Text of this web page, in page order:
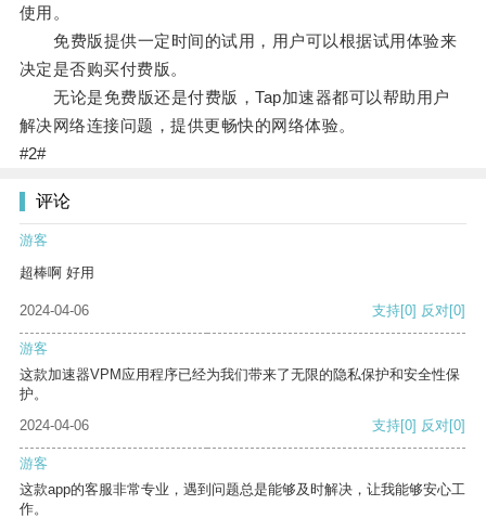
使用。
免费版提供一定时间的试用，用户可以根据试用体验来
决定是否购买付费版。
无论是免费版还是付费版，Tap加速器都可以帮助用户
解决网络连接问题，提供更畅快的网络体验。
#2#
评论
游客
超棒啊 好用
2024-04-06 支持[0] 反对[0]
游客
这款加速器VPM应用程序已经为我们带来了无限的隐私保护和安全性保
护。
2024-04-06
支持[0] 反对[0]
游客
这款app的客服非常专业，遇到问题总是能够及时解决，让我能够安心工
作。